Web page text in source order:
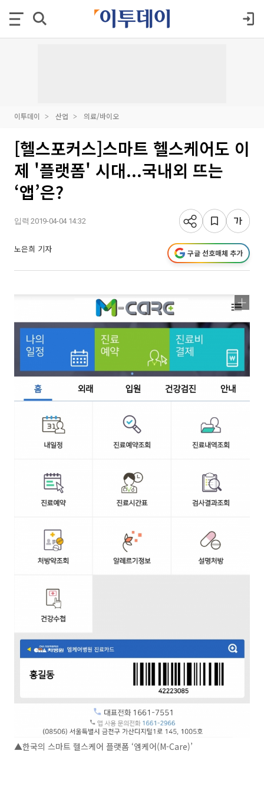
이투데이 산업 의료/바이오
[헬스포커스]스마트 헬스케어도 이
제 '플랫폼' 시대...국내외 뜨는
‘앱’은?
입력 2019-04-04 14:32
노은희 기자 구글 선호매체 추가
▲한국의 스마트 헬스케어 플랫폼 ‘엠케어(M-Care)’